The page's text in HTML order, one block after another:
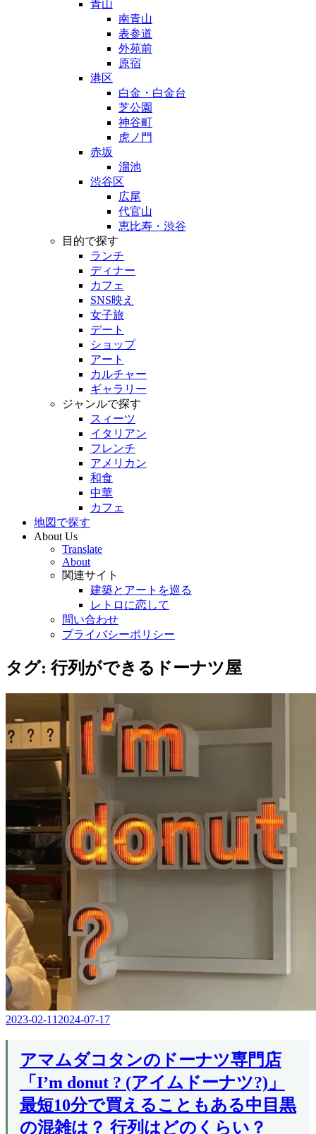
青山
南青山
表参道
外苑前
原宿
港区
白金・白金台
芝公園
神谷町
虎ノ門
赤坂
溜池
渋谷区
広尾
代官山
恵比寿・渋谷
目的で探す
ランチ
ディナー
カフェ
SNS映え
女子旅
デート
ショップ
アート
カルチャー
ギャラリー
ジャンルで探す
スィーツ
イタリアン
フレンチ
アメリカン
和食
中華
カフェ
地図で探す
About Us
Translate
About
関連サイト
建築とアートを巡る
レトロに恋して
問い合わせ
プライバシーポリシー
タグ: 行列ができるドーナツ屋
2023-02-11 2024-07-17
アマムダコタンのドーナツ専門店
「I’m donut ? (アイムドーナツ?)」
最短10分で買えることもある中目黒
の混雑は？ 行列はどのくらい？